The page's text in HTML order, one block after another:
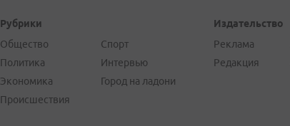
Рубрики
Общество
Политика
Экономика
Происшествия
Спорт
Интервью
Город на ладони
Издательство
Реклама
Редакция